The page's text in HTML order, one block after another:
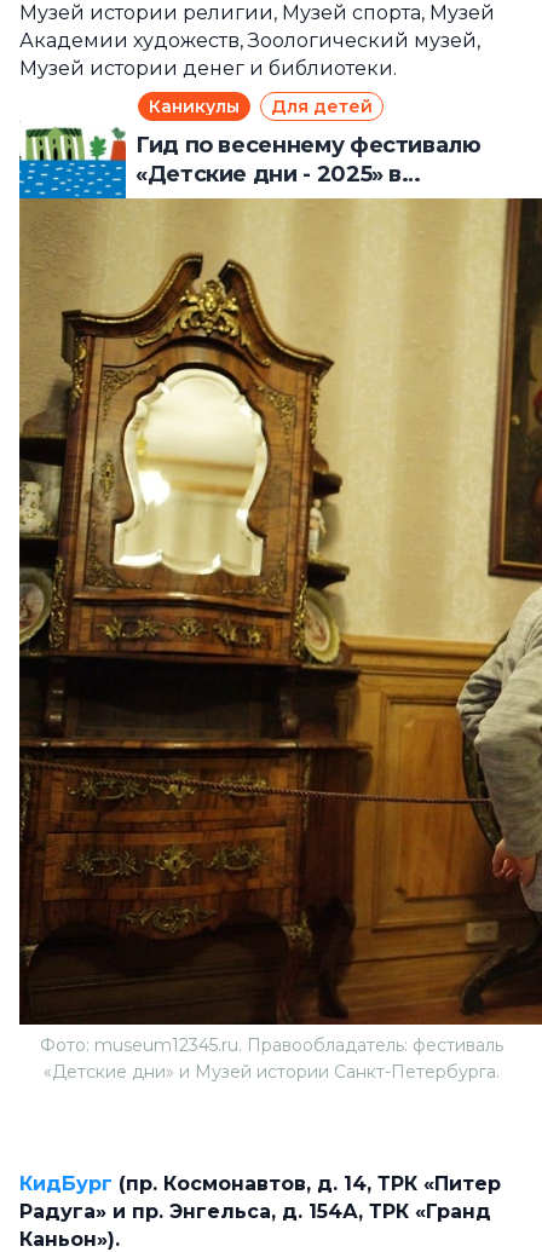
Музей истории религии, Музей спорта, Музей
Академии художеств, Зоологический музей,
Музей истории денег и библиотеки.
Каникулы Для детей
Гид по весеннему фестивалю
«Детские дни - 2025» в
Петербурге
Фото: museum12345.ru. Правообладатель: фестиваль
«Детские дни» и Музей истории Санкт-Петербурга.
КидБург (пр. Космонавтов, д. 14, ТРК «Питер
Радуга» и пр. Энгельса, д. 154А, ТРК «Гранд
Каньон»).